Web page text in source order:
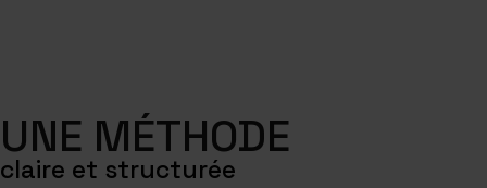
UNE MÉTHODE
claire et structurée